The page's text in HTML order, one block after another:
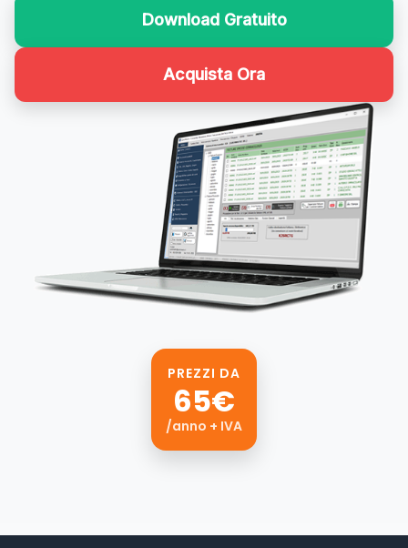
Download Gratuito
Acquista Ora
PREZZI DA
65€
/anno + IVA